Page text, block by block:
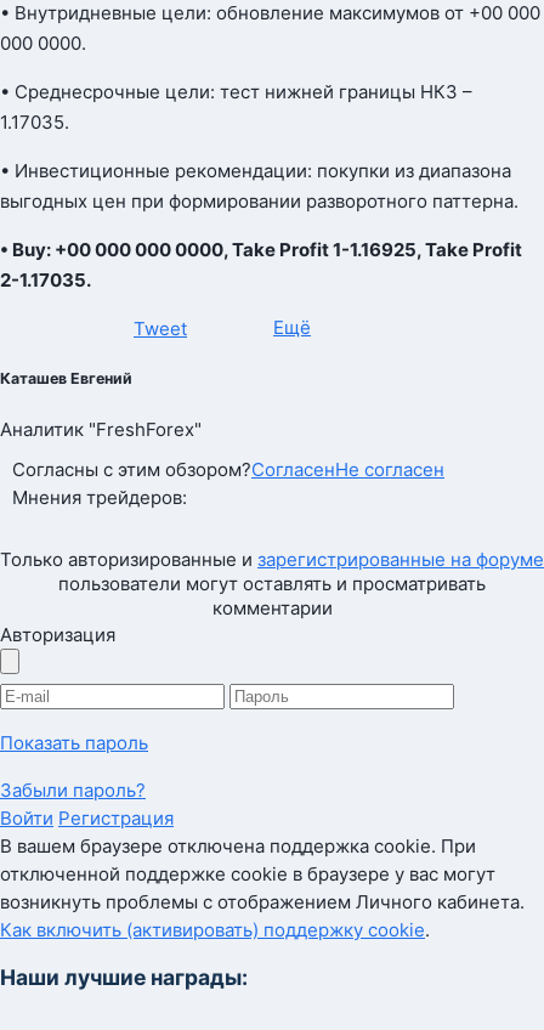
• Внутридневные цели: обновление максимумов от +00 000
000 0000.
• Среднесрочные цели: тест нижней границы НКЗ –
1.17035.
• Инвестиционные рекомендации: покупки из диапазона
выгодных цен при формировании разворотного паттерна.
• Buy: +00 000 000 0000, Take Profit 1-1.16925, Take Profit
2-1.17035.
Tweet Ещё
Каташев Евгений
Аналитик "FreshForex"
Согласны с этим обзором?СогласенНе согласен
Мнения трейдеров:
Только авторизированные и зарегистрированные на форуме
пользователи могут оставлять и просматривать
комментарии
Авторизация
Показать пароль
Забыли пароль?
Войти Регистрация
В вашем браузере отключена поддержка cookie. При
отключенной поддержке cookie в браузере у вас могут
возникнуть проблемы с отображением Личного кабинета.
Как включить (активировать) поддержку cookie.
Наши лучшие награды: